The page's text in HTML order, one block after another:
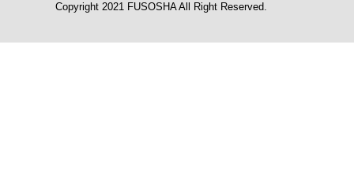
Copyright 2021 FUSOSHA All Right Reserved.